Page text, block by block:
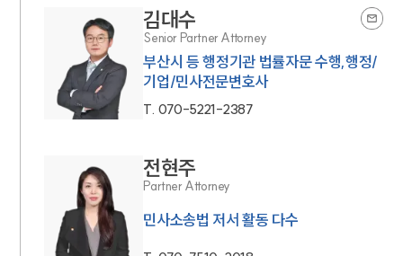
김대수
Senior Partner Attorney
부산시 등 행정기관 법률자문 수행,행정/
기업/민사전문변호사
T. 070-5221-2387
전현주
Partner Attorney
민사소송법 저서 활동 다수